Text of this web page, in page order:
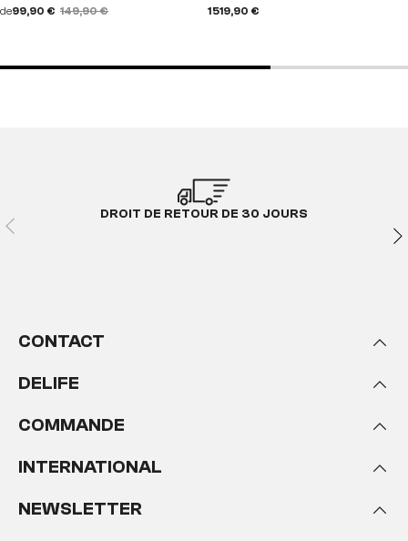
de99,90 € 149,90 € 1 519,90 €
DROIT DE RETOUR DE 30 JOURS
CONTACT
DELIFE
COMMANDE
INTERNATIONAL
NEWSLETTER